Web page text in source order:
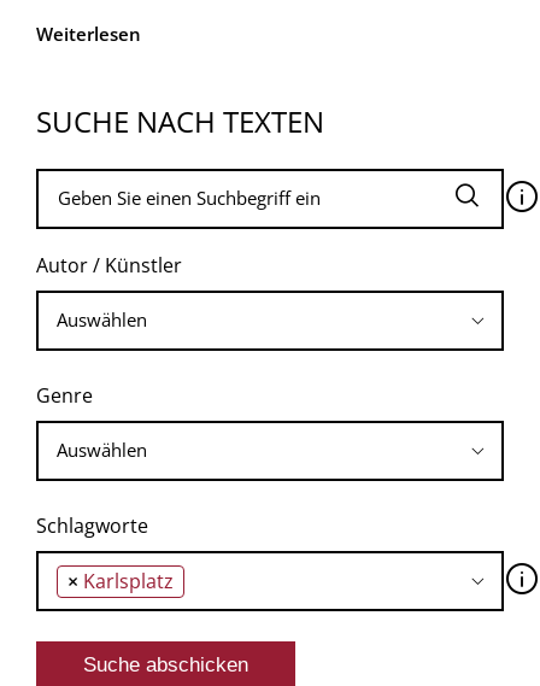
Weiterlesen
SUCHE NACH TEXTEN
🛈
Autor / Künstler
Genre
Schlagworte
× Karlsplatz 🛈